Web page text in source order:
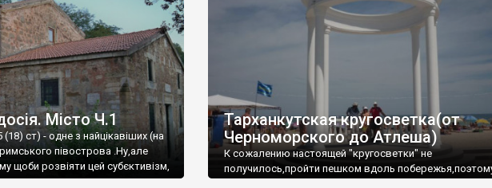
Місто Ч.1
ст) - одне з найцікавіших (на
півострова .Ну,але
щоби розвіяти цей субєктивізм,
Тарханкутская кругосветка(от
Черноморского до Атлеша)
К сожалению настоящей "кругосветки" не
получилось,пройти пешком вдоль